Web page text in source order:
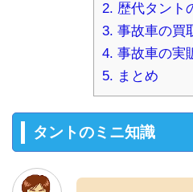
2. 歴代タント
3. 事故車の買
4. 事故車の実
5. まとめ
タントのミニ知識